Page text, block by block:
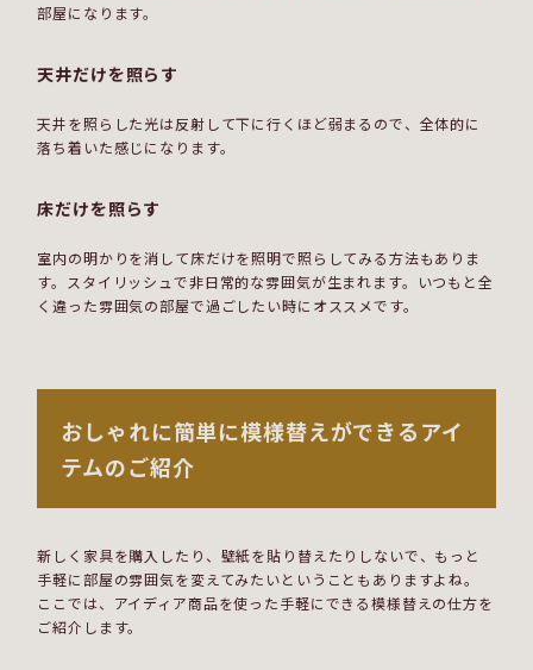
部屋になります。
天井だけを照らす
天井を照らした光は反射して下に行くほど弱まるので、全体的に
落ち着いた感じになります。
床だけを照らす
室内の明かりを消して床だけを照明で照らしてみる方法もありま
す。スタイリッシュで非日常的な雰囲気が生まれます。いつもと全
く違った雰囲気の部屋で過ごしたい時にオススメです。
おしゃれに簡単に模様替えができるアイ
テムのご紹介
新しく家具を購入したり、壁紙を貼り替えたりしないで、もっと
手軽に部屋の雰囲気を変えてみたいということもありますよね。
ここでは、アイディア商品を使った手軽にできる模様替えの仕方を
ご紹介します。